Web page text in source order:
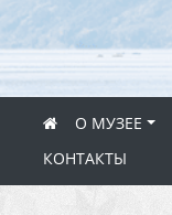
О МУЗЕЕ
КОНТАКТЫ